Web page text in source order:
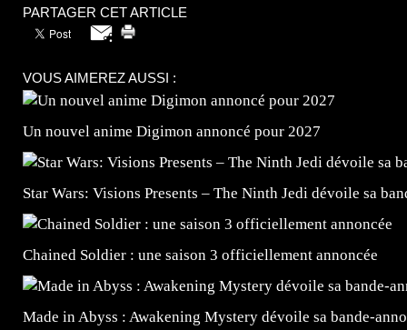
PARTAGER CET ARTICLE
VOUS AIMEREZ AUSSI :
Un nouvel anime Digimon annoncé pour 2027
Star Wars: Visions Presents – The Ninth Jedi dévoile sa
Chained Soldier : une saison 3 officiellement annoncée
Made in Abyss : Awakening Mystery dévoile sa bande-